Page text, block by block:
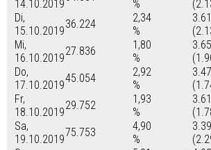
14.10.2019
%
Di,
15.10.2019
36.224
2,34
%
Mi,
16.10.2019
27.836
1,80
%
Do,
17.10.2019
45.054
2,92
%
Fr,
18.10.2019
29.752
1,93
%
Sa,
19.10.2019
75.753
4,90
%